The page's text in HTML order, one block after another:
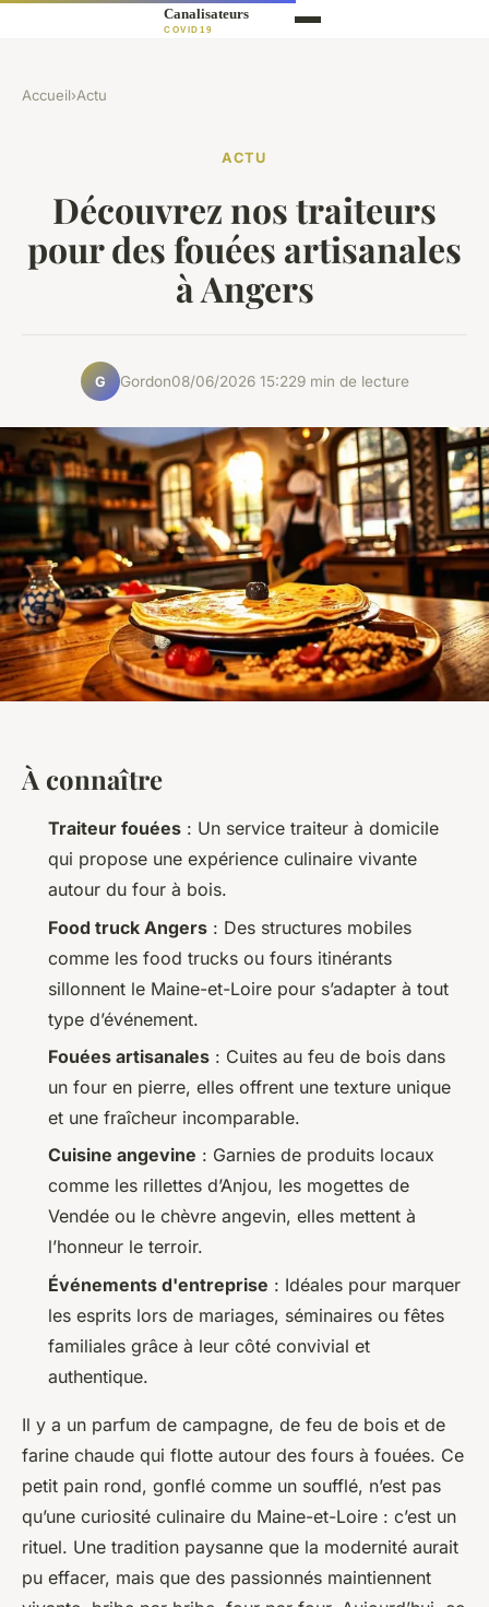
Accueil›Actu
ACTU
Découvrez nos traiteurs
pour des fouées artisanales
à Angers
G Gordon08/06/2026 15:229 min de lecture
À connaître
Traiteur fouées : Un service traiteur à domicile
qui propose une expérience culinaire vivante
autour du four à bois.
Food truck Angers : Des structures mobiles
comme les food trucks ou fours itinérants
sillonnent le Maine-et-Loire pour s’adapter à tout
type d’événement.
Fouées artisanales : Cuites au feu de bois dans
un four en pierre, elles offrent une texture unique
et une fraîcheur incomparable.
Cuisine angevine : Garnies de produits locaux
comme les rillettes d’Anjou, les mogettes de
Vendée ou le chèvre angevin, elles mettent à
l’honneur le terroir.
Événements d'entreprise : Idéales pour marquer
les esprits lors de mariages, séminaires ou fêtes
familiales grâce à leur côté convivial et
authentique.
Il y a un parfum de campagne, de feu de bois et de
farine chaude qui flotte autour des fours à fouées. Ce
petit pain rond, gonflé comme un soufflé, n’est pas
qu’une curiosité culinaire du Maine-et-Loire : c’est un
rituel. Une tradition paysanne que la modernité aurait
pu effacer, mais que des passionnés maintiennent